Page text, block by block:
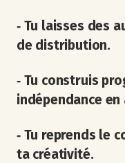
‐ Tu laisses des
de distribution.
‐ Tu construis
indépendance
‐ Tu reprends le
ta créativité.